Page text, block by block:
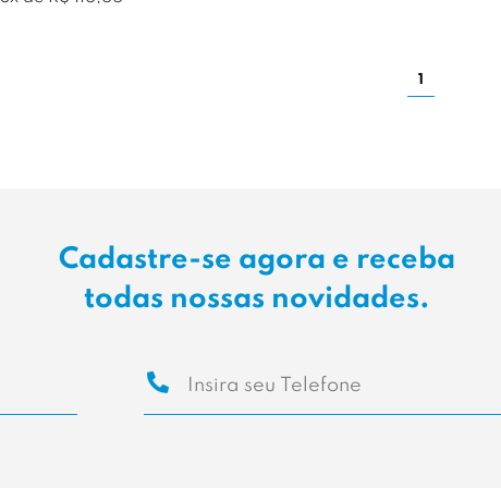
1
Cadastre-se agora e receba
todas nossas novidades.